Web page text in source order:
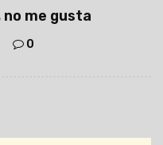
no me gusta
0